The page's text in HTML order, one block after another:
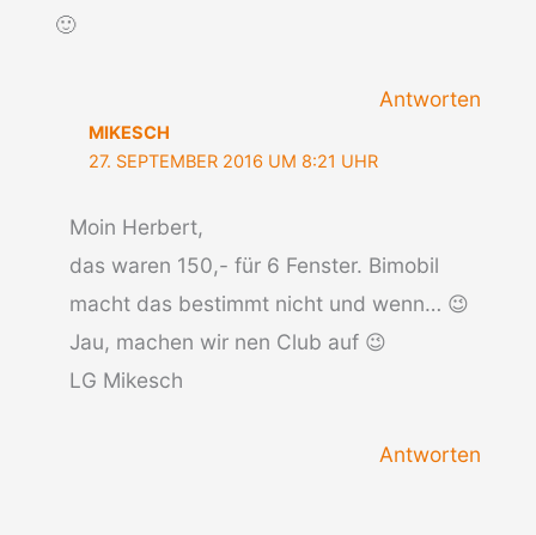
🙂
Antworten
MIKESCH
27. SEPTEMBER 2016 UM 8:21 UHR
Moin Herbert,
das waren 150,- für 6 Fenster. Bimobil
macht das bestimmt nicht und wenn… 😉
Jau, machen wir nen Club auf 😉
LG Mikesch
Antworten